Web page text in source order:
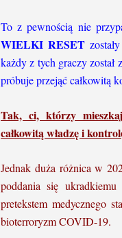
To z pewnością nie
WIELKI RESET
każdy z tych graczy został
próbuje przejąć całkowitą
Tak, ci, którzy
całkowitą władzę i
Jednak duża różnica w
poddania się ukradkiemu
pretekstem medycznego
bioterroryzm COVID-19.